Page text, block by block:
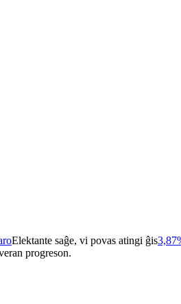
Elektante saĝe, vi povas atingi ĝis
progreson.